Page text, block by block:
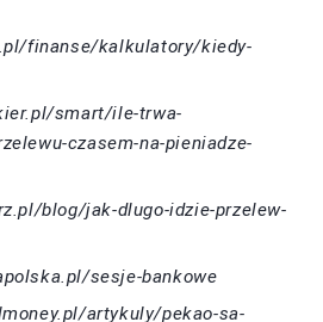
finanse/kalkulatory/kiedy-
smart/ile-trwa-
czasem-na-pieniadze-
blog/jak-dlugo-idzie-przelew-
sesje-bankowe
artykuly/pekao-sa-